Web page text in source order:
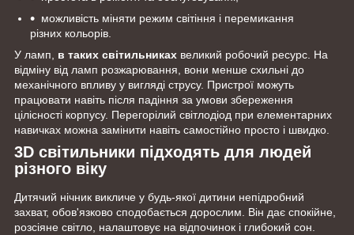
можливість міняти режим світіння і перемикання
різних кольорів.
У ламп, в таких світильниках великий робочий ресурс. На
відміну від ламп розжарювання, вони менше схильні до
механічного впливу у вигляді струсу. Пристрої можуть
працювати навіть після падіння за умови збереження
цілісності корпусу. Перегорілий світлодіод при елементарних
навичках можна замінити навіть самостійно просто і швидко.
3D світильники підходять для людей
різного віку
Дитячий нічник викличе у будь-якої дитини непідробний
захват, обов'язково сподобається дорослим. Він дає спокійне,
розсіяне світло, налаштовує на відпочинок і глибокий сон.